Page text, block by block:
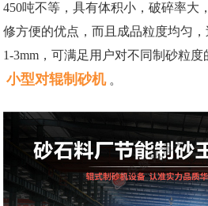
450吨不等，具有体积小，破碎率大
修方便的优点，而且成品粒度均匀
1-3mm，可满足用户对不同制砂粒
小型对辊制砂机 。